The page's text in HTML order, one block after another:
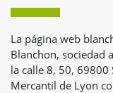
La página web
Blanchon, sociedad
la calle 8, 50, 69800
Mercantil de Lyon